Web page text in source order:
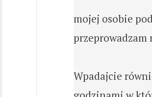
mojej osobie
przeprowadzam
Wpadajcie